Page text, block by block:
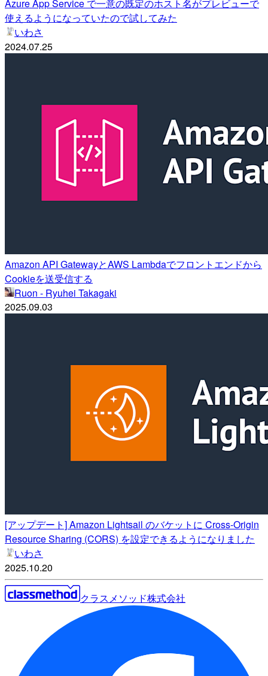
Azure App Service で一意の既定のホスト名がプレビューで
使えるようになっていたので試してみた
いわさ
2024.07.25
Amazon API GatewayとAWS Lambdaでフロントエンドから
Cookieを送受信する
Ruon - Ryuhei Takagaki
2025.09.03
[アップデート] Amazon Lightsail のバケットに Cross-Origin
Resource Sharing (CORS) を設定できるようになりました
いわさ
2025.10.20
クラスメソッド株式会社